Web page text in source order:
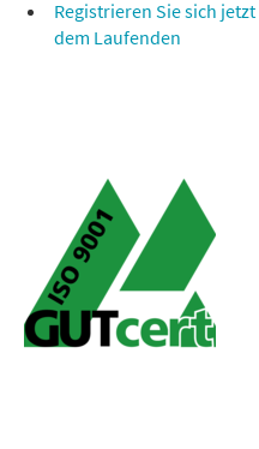
Registrieren Sie sich jetzt
dem Laufenden